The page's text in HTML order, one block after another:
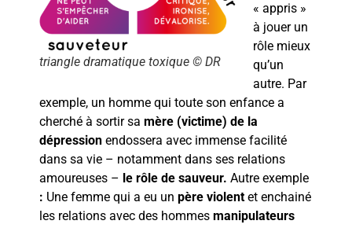
triangle dramatique toxique © DR
« appris »
à jouer un
rôle mieux
qu’un
autre. Par
exemple, un homme qui toute son enfance a
cherché à sortir sa mère (victime) de la
dépression endossera avec immense facilité
dans sa vie – notamment dans ses relations
amoureuses – le rôle de sauveur. Autre exemple
: Une femme qui a eu un père violent et enchainé
les relations avec des hommes manipulateurs